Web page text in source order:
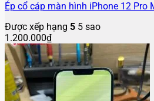
Ép cổ cáp màn hình iPhone 12 Pro
Được xếp hạng 5 5 sao
1.200.000₫